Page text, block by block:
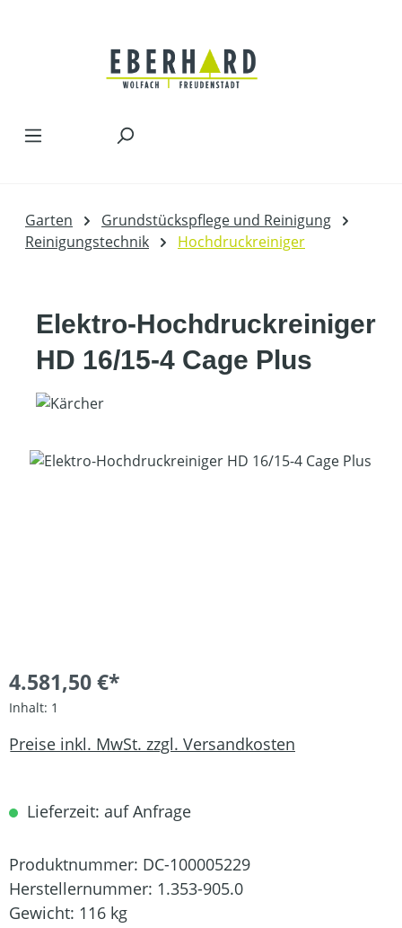
Garten
Grundstückspflege und Reinigung
Reinigungstechnik
Hochdruckreiniger
Elektro-Hochdruckreiniger
HD 16/15-4 Cage Plus
Bildergalerie überspringen
4.581,50 €*
Inhalt: 1
Preise inkl. MwSt. zzgl. Versandkosten
Lieferzeit: auf Anfrage
Produktnummer: DC-100005229
Herstellernummer: 1.353-905.0
Gewicht: 116 kg